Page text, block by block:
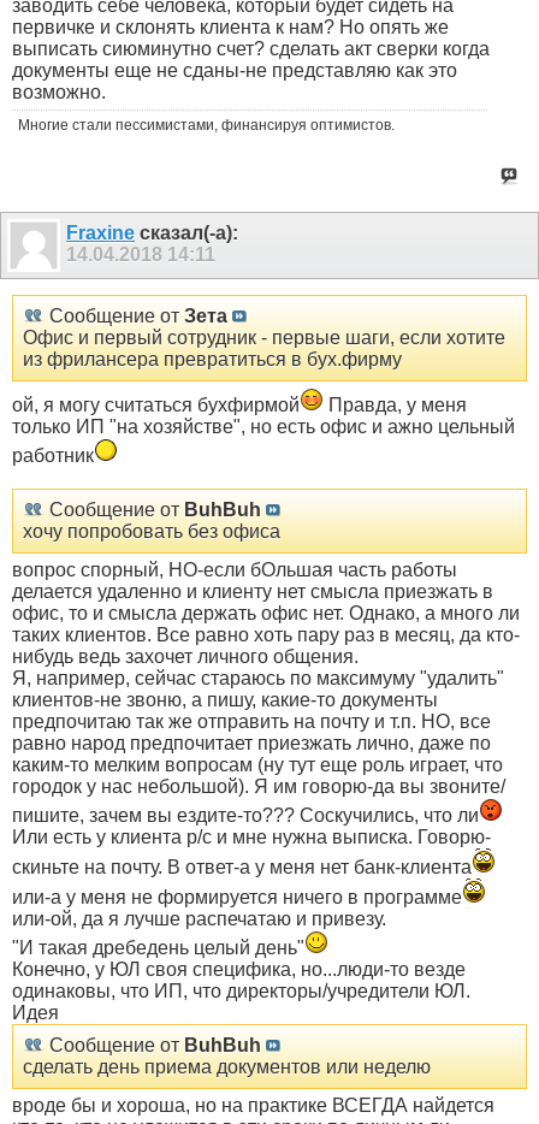
заводить себе человека, который будет сидеть на
первичке и склонять клиента к нам? Но опять же
выписать сиюминутно счет? сделать акт сверки когда
документы еще не сданы-не представляю как это
возможно.
Многие стали пессимистами, финансируя оптимистов.
Fraxine сказал(-а):
14.04.2018 14:11
Сообщение от Зета
Офис и первый сотрудник - первые шаги, если хотите
из фрилансера превратиться в бух.фирму
ой, я могу считаться бухфирмой
Правда, у меня
только ИП "на хозяйстве", но есть офис и ажно цельный
работник
Сообщение от BuhBuh
хочу попробовать без офиса
вопрос спорный, НО-если бОльшая часть работы
делается удаленно и клиенту нет смысла приезжать в
офис, то и смысла держать офис нет. Однако, а много ли
таких клиентов. Все равно хоть пару раз в месяц, да кто-
нибудь ведь захочет личного общения.
Я, например, сейчас стараюсь по максимуму "удалить"
клиентов-не звоню, а пишу, какие-то документы
предпочитаю так же отправить на почту и т.п. НО, все
равно народ предпочитает приезжать лично, даже по
каким-то мелким вопросам (ну тут еще роль играет, что
городок у нас небольшой). Я им говорю-да вы звоните/
пишите, зачем вы ездите-то??? Соскучились, что ли
Или есть у клиента р/с и мне нужна выписка. Говорю-
скиньте на почту. В ответ-а у меня нет банк-клиента
или-а у меня не формируется ничего в программе
или-ой, да я лучше распечатаю и привезу.
"И такая дребедень целый день"
Конечно, у ЮЛ своя специфика, но...люди-то везде
одинаковы, что ИП, что директоры/учредители ЮЛ.
Идея
Сообщение от BuhBuh
сделать день приема документов или неделю
вроде бы и хороша, но на практике ВСЕГДА найдется